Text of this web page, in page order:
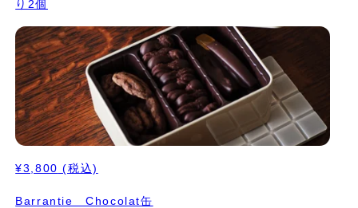
り2個
¥3,800 (税込)
Barrantie Chocolat缶